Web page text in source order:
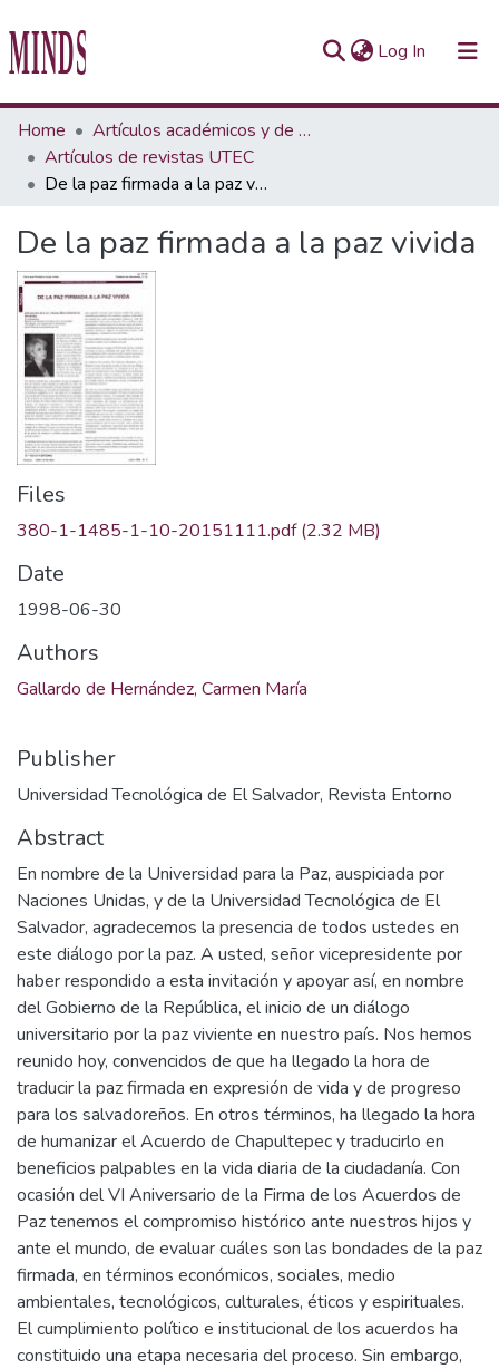
Log In (current)
Communities & Collections
All of Repository UTEC
Home
Artículos académicos y de opinión
Artículos de revistas UTEC
De la paz firmada a la paz vivida
De la paz firmada a la paz vivida
Files
380-1-1485-1-10-20151111.pdf(2.32 MB)
Date
1998-06-30
Authors
Gallardo de Hernández, Carmen María
Publisher
Universidad Tecnológica de El Salvador, Revista Entorno
Abstract
En nombre de la Universidad para la Paz, auspiciada por
Naciones Unidas, y de la Universidad Tecnológica de El
Salvador, agradecemos la presencia de todos ustedes en
este diálogo por la paz. A usted, señor vicepresidente por
haber respondido a esta invitación y apoyar así, en nombre
del Gobierno de la República, el inicio de un diálogo
universitario por la paz viviente en nuestro país. Nos hemos
reunido hoy, convencidos de que ha llegado la hora de
traducir la paz firmada en expresión de vida y de progreso
para los salvadoreños. En otros términos, ha llegado la hora
de humanizar el Acuerdo de Chapultepec y traducirlo en
beneficios palpables en la vida diaria de la ciudadanía. Con
ocasión del VI Aniversario de la Firma de los Acuerdos de
Paz tenemos el compromiso histórico ante nuestros hijos y
ante el mundo, de evaluar cuáles son las bondades de la paz
firmada, en términos económicos, sociales, medio
ambientales, tecnológicos, culturales, éticos y espirituales.
El cumplimiento político e institucional de los acuerdos ha
constituido una etapa necesaria del proceso. Sin embargo,